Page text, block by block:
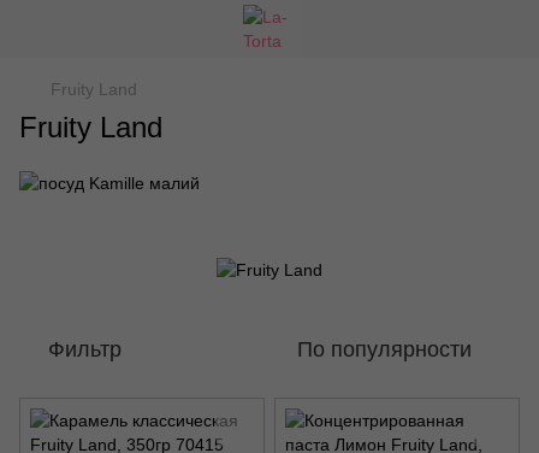
Fruity Land
Fruity Land
Фильтр По популярности